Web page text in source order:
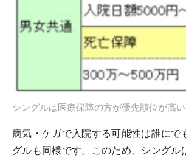
シングルは医療保障の方が優先順位が高い
病気・ケガで入院する可能性は誰にで
グルも同様です。このため、シングル